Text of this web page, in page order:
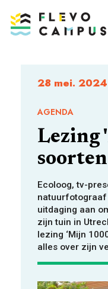
PROGRAMMA’S
28 mei. 2024
AGENDA
Lezing
Ecoloog, tv-
natuurfotograaf
uitdaging aan
zijn tuin in
lezing ‘Mijn
alles over zijn